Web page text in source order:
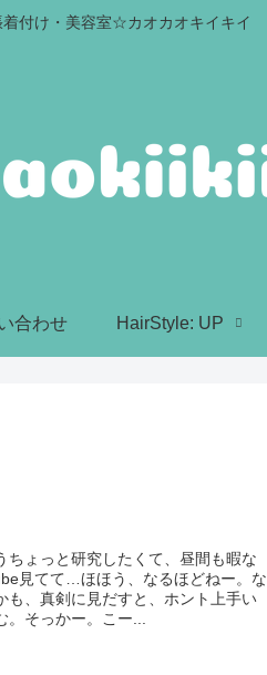
付け・美容室☆カオカオキイキイ
合わせ HairStyle: UP
ちょっと研究したくて、昼間も暇な
見てて…ほほう、なるほどねー。な
も、真剣に見だすと、ホント上手い
そっかー。こー...